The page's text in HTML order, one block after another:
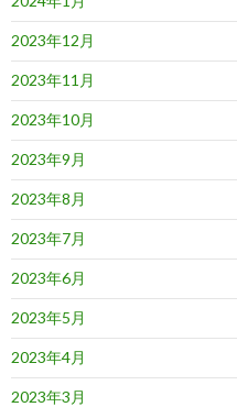
2023年12月
2023年11月
2023年10月
2023年9月
2023年8月
2023年7月
2023年6月
2023年5月
2023年4月
2023年3月